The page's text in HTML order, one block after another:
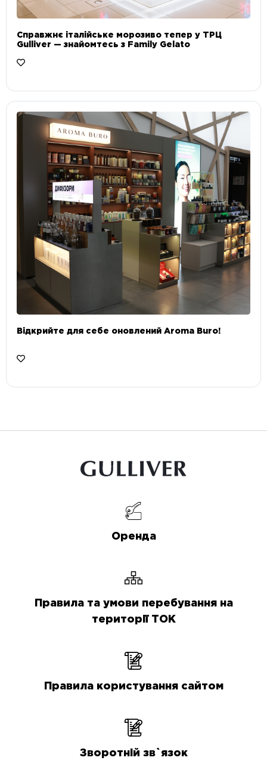
Справжнє італійське морозиво тепер у ТРЦ
Gulliver — знайомтесь з Family Gelato
Відкрийте для себе оновлений Aroma Buro! ⠀
Оренда
Правила та умови перебування на
території ТОК
Правила користування сайтом
Зворотній зв`язок